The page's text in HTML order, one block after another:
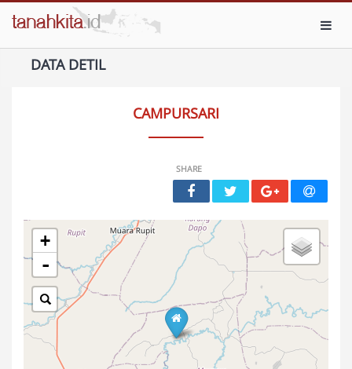
DATA DETIL
CAMPURSARI
SHARE
+
-